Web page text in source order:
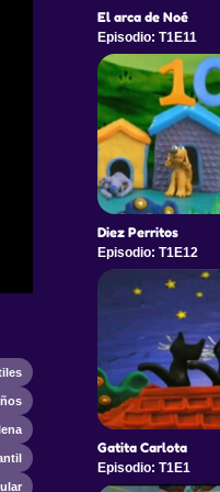
El arca de Noé
Episodio: T1E11
Diez Perritos
Episodio: T1E12
Gatita Carlota
Episodio: T1E1